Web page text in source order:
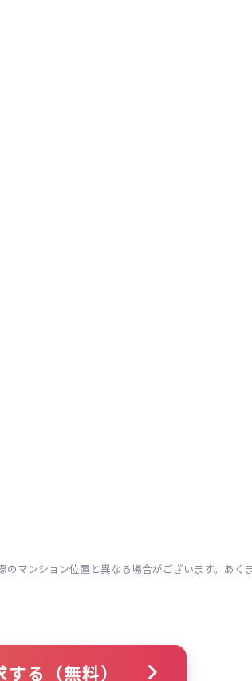
マンション位置と異なる場合がございます。あく
る（無料）